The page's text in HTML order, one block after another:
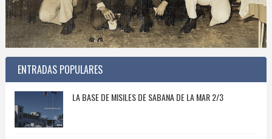
ENTRADAS POPULARES
LA BASE DE MISILES DE SABANA DE LA MAR 2/3